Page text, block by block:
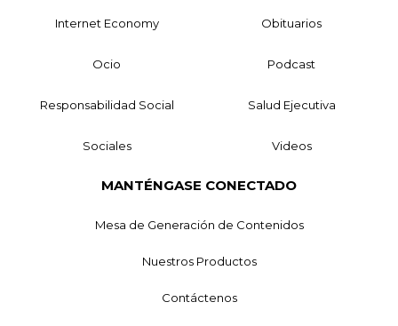
Internet Economy Obituarios
Ocio Podcast
Responsabilidad Social Salud Ejecutiva
Sociales Videos
MANTÉNGASE CONECTADO
Mesa de Generación de Contenidos
Nuestros Productos
Contáctenos